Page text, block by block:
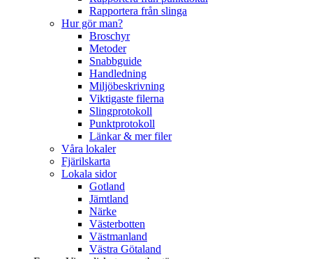
Rapportera från slinga
Hur gör man?
Broschyr
Metoder
Snabbguide
Handledning
Miljöbeskrivning
Viktigaste filerna
Slingprotokoll
Punktprotokoll
Länkar & mer filer
Våra lokaler
Fjärilskarta
Lokala sidor
Gotland
Jämtland
Närke
Västerbotten
Västmanland
Västra Götaland